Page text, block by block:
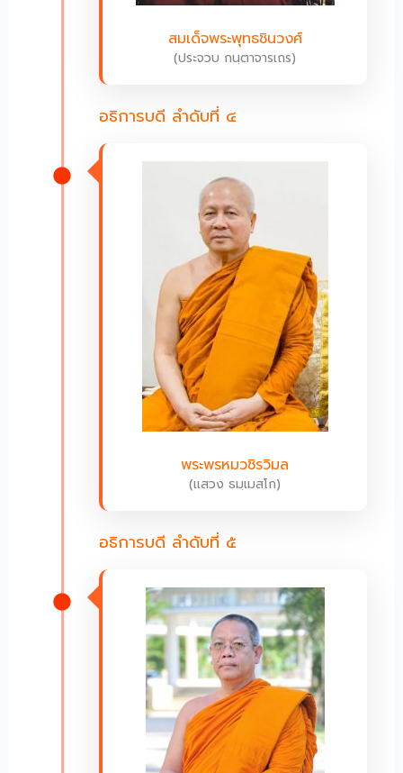
สมเด็จพระพุทธชินวงศ์
(ประจวบ กนฺตาจารเถร)
อธิการบดี ลำดับที่ ๔
พระพรหมวชิรวิมล
(แสวง ธมฺเมสโก)
อธิการบดี ลำดับที่ ๕